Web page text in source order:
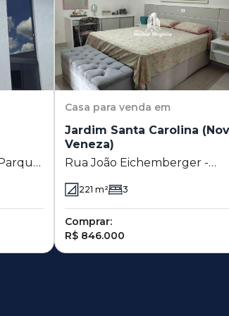
Casa para venda em
Jardim Santa Carolina
Veneza)
Rua João Eichemberger -
Veneza) - Sumaré - SP
221 m² 3
Comprar:
R$ 846.000